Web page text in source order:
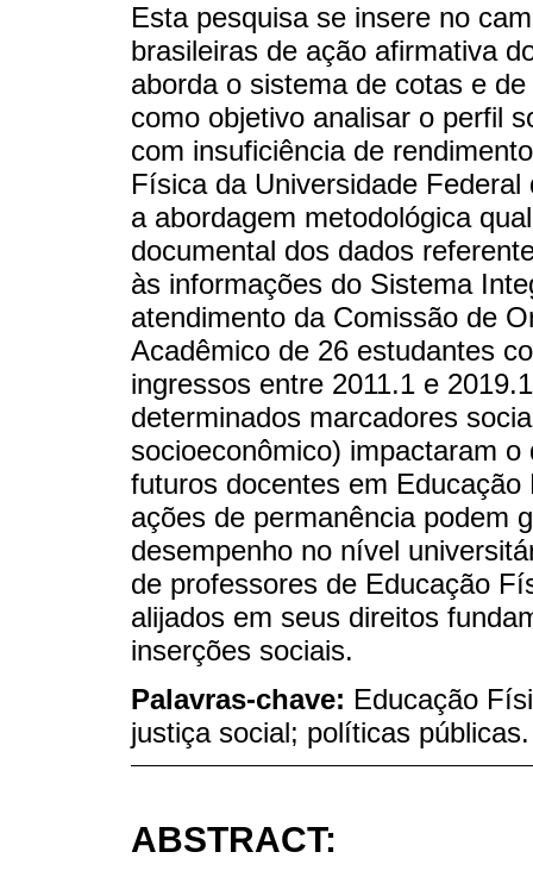
Esta pesquisa se insere no
brasileiras de ação afirmativa
aborda o sistema de cotas e
como objetivo analisar o perfil
com insuficiência de
Física da Universidade
a abordagem metodológica
documental dos dados
às informações do Sistema
atendimento da Comissão de
Acadêmico de 26 estudantes
ingressos entre 2011.1 e
determinados marcadores
socioeconômico) impactaram
futuros docentes em
ações de permanência podem
desempenho no nível
de professores de Educação
alijados em seus direitos
inserções sociais.
Palavras-chave: Educação
justiça social; políticas públicas.
ABSTRACT: